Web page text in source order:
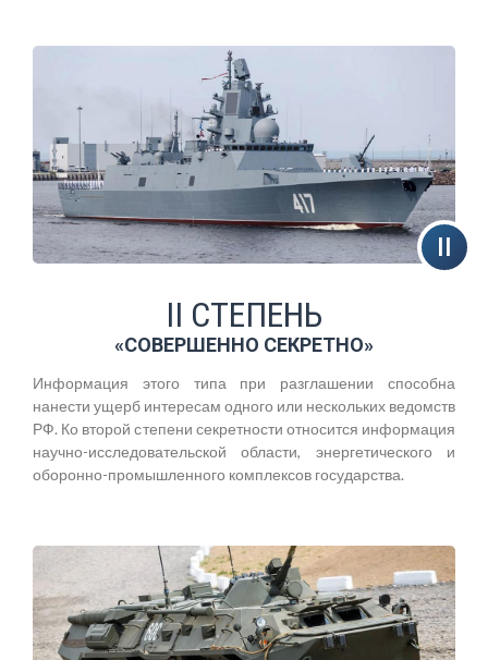
II СТЕПЕНЬ
«СОВЕРШЕННО СЕКРЕТНО»
Информация этого типа при разглашении способна
нанести ущерб интересам одного или нескольких ведомств
РФ. Ко второй степени секретности относится информация
научно-исследовательской области, энергетического и
оборонно-промышленного комплексов государства.